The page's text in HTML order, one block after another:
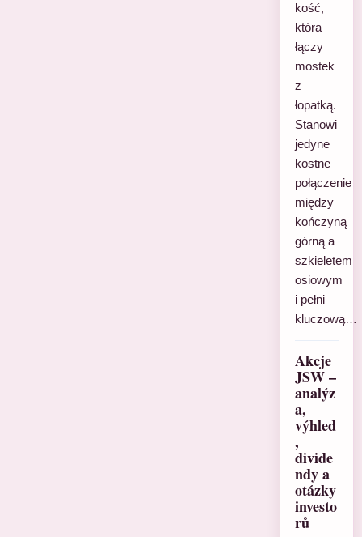
kość,
która
łączy
mostek
z
łopatką.
Stanowi
jedyne
kostne
połączenie
między
kończyną
górną a
szkieletem
osiowym
i pełni
kluczową…
Akcje
JSW –
analýz
a,
výhled
,
divide
ndy a
otázky
investo
rů